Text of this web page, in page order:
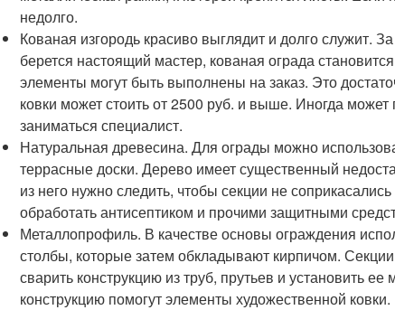
недолго.
Кованая изгородь красиво выглядит и долго служит.
берется настоящий мастер, кованая ограда
элементы могут быть выполнены на заказ. Это
ковки может стоить от 2500 руб. и выше. Иногда
заниматься специалист.
Натуральная древесина. Для ограды можно
террасные доски. Дерево имеет существенный
из него нужно следить, чтобы секции не
обработать антисептиком и прочими защитными
Металлопрофиль. В качестве основы ограждения
столбы, которые затем обкладывают кирпичом.
сварить конструкцию из труб, прутьев и установить
конструкцию помогут элементы художественной ковки.